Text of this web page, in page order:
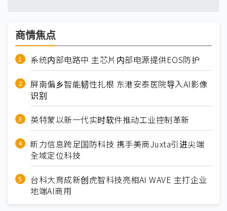
商情焦点
系统内部电路中 主芯片内部电源提供EOS防护
屏南偏乡智能韧性扎根 东港安泰医院导入AI影像
识别
英特蒙以新一代实时软件推动工业控制革新
昕力信息跨足国防科技 携手美商Juxta引进尖端
全域定位科技
台科大育成新创虎智科技亮相AI WAVE 主打企业
地端AI商用